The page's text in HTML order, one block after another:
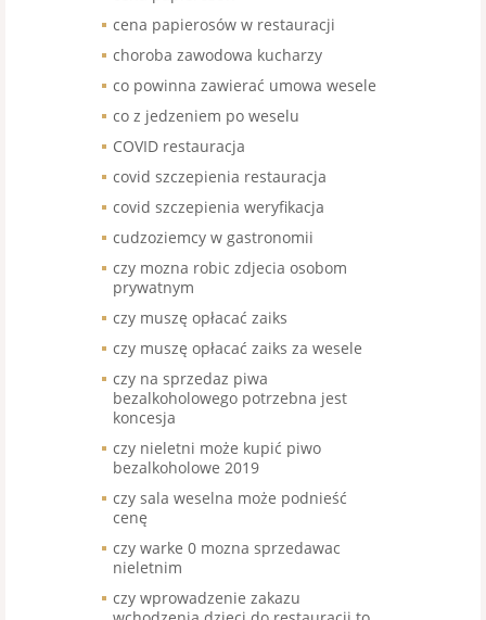
cena papierosów w restauracji
choroba zawodowa kucharzy
co powinna zawierać umowa wesele
co z jedzeniem po weselu
COVID restauracja
covid szczepienia restauracja
covid szczepienia weryfikacja
cudzoziemcy w gastronomii
czy mozna robic zdjecia osobom
prywatnym
czy muszę opłacać zaiks
czy muszę opłacać zaiks za wesele
czy na sprzedaz piwa
bezalkoholowego potrzebna jest
koncesja
czy nieletni może kupić piwo
bezalkoholowe 2019
czy sala weselna może podnieść
cenę
czy warke 0 mozna sprzedawac
nieletnim
czy wprowadzenie zakazu